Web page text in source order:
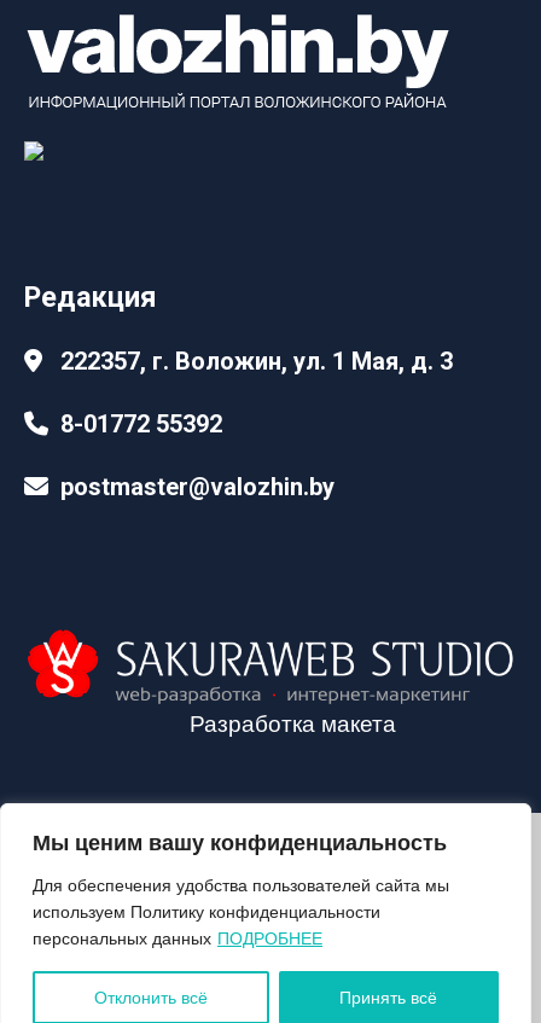
Мы ценим вашу конфиденциальность
Для обеспечения удобства пользователей сайта мы
используем Политику конфиденциальности
персональных данных ПОДРОБНЕЕ
Отклонить всё Принять всё
Редакция
222357, г. Воложин, ул. 1 Мая, д. 3
8-01772 55392
postmaster@valozhin.by
Разработка макета
2024©VALOZHIN.BY - НОВОСТИ ВОЛОЖИНСКОГО РАЙОНА
О ГАЗЕТЕ
ПОДПИСКА
КОНТАКТЫ